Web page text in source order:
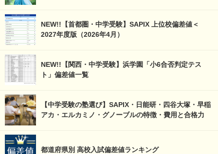
NEW!!【首都圏・中学受験】SAPIX 上位校偏差値＜
2027年度版（2026年4月）
NEW!!【関西・中学受験】浜学園「小6合否判定テス
ト」偏差値一覧
【中学受験の塾選び】SAPIX・日能研・四谷大塚・早稲
アカ・エルカミノ・グノーブルの特徴・費用と合格力
都道府県別 高校入試偏差値ランキング